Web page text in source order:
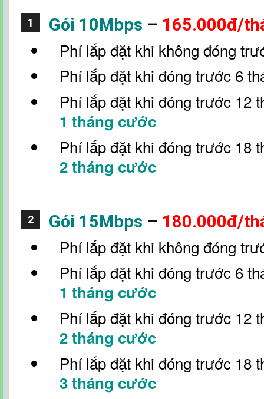
1 Gói 10Mbps – 165.000đ/
Phí lắp đặt khi không đóng
Phí lắp đặt khi đóng trước 6
Phí lắp đặt khi đóng trước 12
1 tháng cước
Phí lắp đặt khi đóng trước 18
2 tháng cước
2 Gói 15Mbps – 180.000đ/
Phí lắp đặt khi không đóng
Phí lắp đặt khi đóng trước 6
1 tháng cước
Phí lắp đặt khi đóng trước 12
2 tháng cước
Phí lắp đặt khi đóng trước 18
3 tháng cước